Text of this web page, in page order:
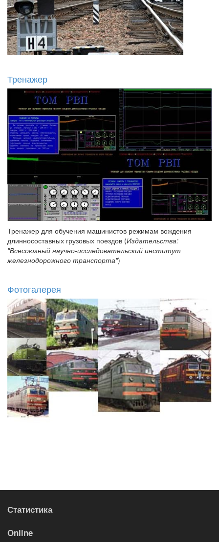
Тренажер
Тренажер для обучения машинистов режимам вождения
длинносоставных грузовых поездов (Издательства:
"Всесоюзный научно-исследовательский институт
железнодорожного транспорта")
Фотогалерея
Статистика
Online